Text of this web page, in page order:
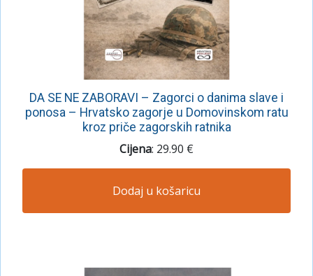
DA SE NE ZABORAVI – Zagorci o danima slave i
ponosa – Hrvatsko zagorje u Domovinskom ratu
kroz priče zagorskih ratnika
Cijena: 29.90 €
Dodaj u košaricu